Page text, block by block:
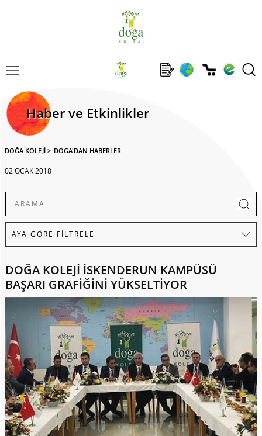
Haber ve Etkinlikler
DOĞA KOLEJİ > DOGA'DAN HABERLER
02 OCAK 2018
DOĞA KOLEJİ İSKENDERUN KAMPÜSÜ
BAŞARI GRAFİĞİNİ YÜKSELTİYOR